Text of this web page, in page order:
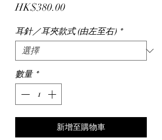
HK$380.00價
耳針／耳夾款式 (由左至右) *
數量 *
新增至購物車